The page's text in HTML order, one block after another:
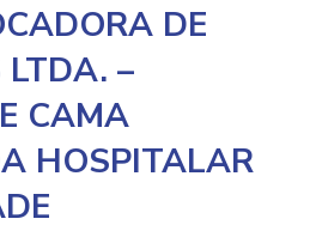
DE
–
CAMA
HOSPITALAR